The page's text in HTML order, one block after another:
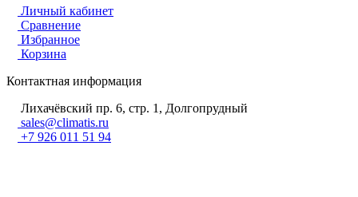
Личный кабинет
Сравнение
Избранное
Корзина
Контактная информация
Лихачёвский пр. 6, стр. 1, Долгопрудный
sales@climatis.ru
+7 926 011 51 94